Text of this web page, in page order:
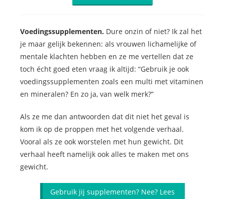
Voedingssupplementen. Dure onzin of niet? Ik zal het
je maar gelijk bekennen: als vrouwen lichamelijke of
mentale klachten hebben en ze me vertellen dat ze
toch écht goed eten vraag ik altijd: “Gebruik je ook
voedingssupplementen zoals een multi met vitaminen
en mineralen? En zo ja, van welk merk?”
Als ze me dan antwoorden dat dit niet het geval is
kom ik op de proppen met het volgende verhaal.
Vooral als ze ook worstelen met hun gewicht. Dit
verhaal heeft namelijk ook alles te maken met ons
gewicht.
Gebruik jij supplementen? Nee? Lees